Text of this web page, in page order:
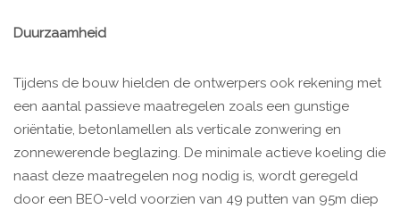
Duurzaamheid
Tijdens de bouw hielden de ontwerpers ook rekening met
een aantal passieve maatregelen zoals een gunstige
oriëntatie, betonlamellen als verticale zonwering en
zonnewerende beglazing. De minimale actieve koeling die
naast deze maatregelen nog nodig is, wordt geregeld
door een BEO-veld voorzien van 49 putten van 95m diep